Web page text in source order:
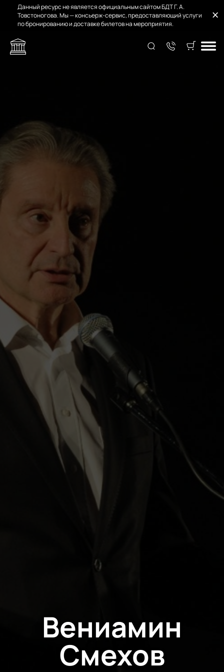
Данный ресурс не является официальным сайтом БДТ Г. А.
Товстоногова. Мы — консьерж-сервис, предоставляющий услуги
по бронированию и доставке билетов на мероприятия.
Вениамин
Смехов